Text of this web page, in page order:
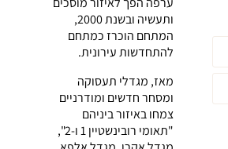
ותעשיה ובשנת 2000,
המתחם הוכרז כמתחם
להתחדשות עירונית.
מאז, מגדלי תעסוקה
ומסחר חדשים ומודרניים
צמחו באיזור ביניהם
"תאומי רובינשטיין 1 ו-2",